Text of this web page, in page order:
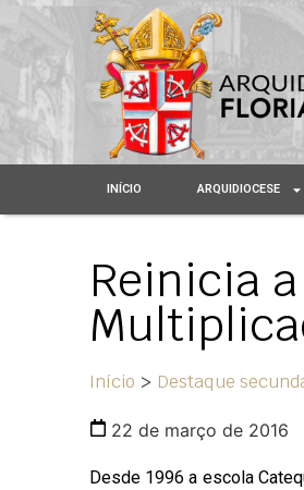
INÍCIO ARQUIDIOCESE
Reinicia
Início > Destaque
22 de março de 2016
Desde 1996 a escola